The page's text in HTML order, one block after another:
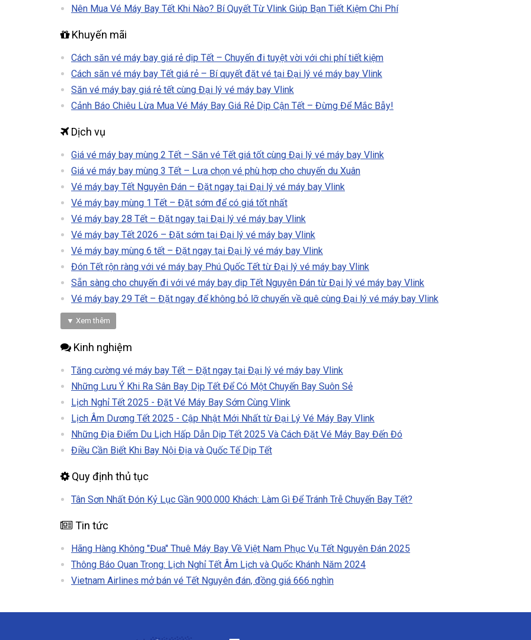
Nên Mua Vé Máy Bay Tết Khi Nào? Bí Quyết Từ Vlink Giúp Bạn Tiết Kiệm Chi Phí
Khuyến mãi
Cách săn vé máy bay giá rẻ dịp Tết – Chuyến đi tuyệt vời với chi phí tiết kiệm
Cách săn vé máy bay Tết giá rẻ – Bí quyết đặt vé tại Đại lý vé máy bay Vlink
Săn vé máy bay giá rẻ tết cùng Đại lý vé máy bay Vlink
Cảnh Báo Chiêu Lừa Mua Vé Máy Bay Giá Rẻ Dịp Cận Tết – Đừng Để Mắc Bẫy!
Dịch vụ
Giá vé máy bay mùng 2 Tết – Săn vé Tết giá tốt cùng Đại lý vé máy bay Vlink
Giá vé máy bay mùng 3 Tết – Lựa chọn vé phù hợp cho chuyến du Xuân
Vé máy bay Tết Nguyên Đán – Đặt ngay tại Đại lý vé máy bay Vlink
Vé máy bay mùng 1 Tết – Đặt sớm để có giá tốt nhất
Vé máy bay 28 Tết – Đặt ngay tại Đại lý vé máy bay Vlink
Vé máy bay Tết 2026 – Đặt sớm tại Đại lý vé máy bay Vlink
Vé máy bay mùng 6 tết – Đặt ngay tại Đại lý vé máy bay Vlink
Đón Tết rộn ràng với vé máy bay Phú Quốc Tết từ Đại lý vé máy bay Vlink
Sẵn sàng cho chuyến đi với vé máy bay dịp Tết Nguyên Đán từ Đại lý vé máy bay Vlink
Vé máy bay 29 Tết – Đặt ngay để không bỏ lỡ chuyến về quê cùng Đại lý vé máy bay Vlink
▼ Xem thêm
Kinh nghiệm
Tăng cường vé máy bay Tết – Đặt ngay tại Đại lý vé máy bay Vlink
Những Lưu Ý Khi Ra Sân Bay Dịp Tết Để Có Một Chuyến Bay Suôn Sẻ
Lịch Nghỉ Tết 2025 - Đặt Vé Máy Bay Sớm Cùng Vlink
Lịch Âm Dương Tết 2025 - Cập Nhật Mới Nhất từ Đại Lý Vé Máy Bay Vlink
Những Địa Điểm Du Lịch Hấp Dẫn Dịp Tết 2025 Và Cách Đặt Vé Máy Bay Đến Đó
Điều Cần Biết Khi Bay Nội Địa và Quốc Tế Dịp Tết
Quy định thủ tục
Tân Sơn Nhất Đón Kỷ Lục Gần 900.000 Khách: Làm Gì Để Tránh Trễ Chuyến Bay Tết?
Tin tức
Hãng Hàng Không "Đua" Thuê Máy Bay Về Việt Nam Phục Vụ Tết Nguyên Đán 2025
Thông Báo Quan Trọng: Lịch Nghỉ Tết Âm Lịch và Quốc Khánh Năm 2024
Vietnam Airlines mở bán vé Tết Nguyên đán, đồng giá 666 nghìn